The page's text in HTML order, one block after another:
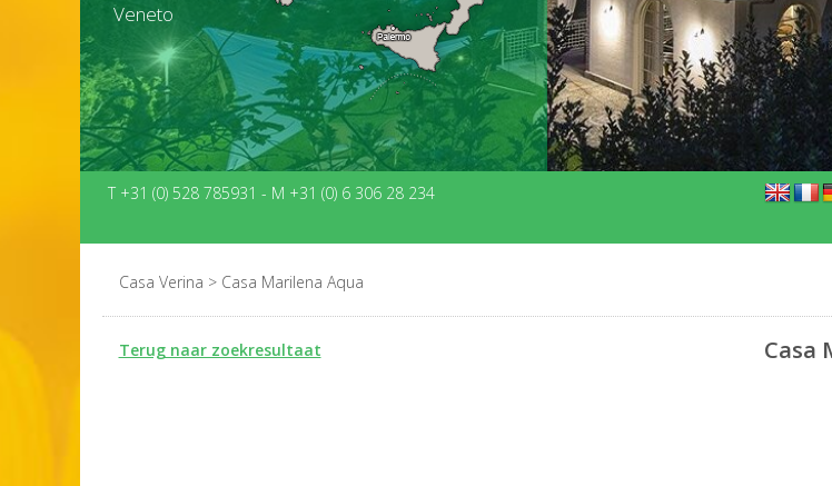
Veneto
T +31 (0) 528 785931 - M +31 (0) 6 306 28 234
Casa Verina > Casa Marilena Aqua
Terug naar zoekresultaat Casa